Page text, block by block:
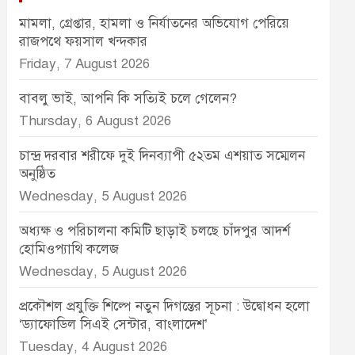
মামলা, গ্রেপ্তার, হামলা ও নির্যাতনের অভিযোগ পেরিয়ে
রাজপথে ফয়সাল খন্দকার
Friday, 7 August 2026
বাবলু ভাই, আপনি কি সত্যিই চলে গেলেন?
Thursday, 6 August 2026
চান্দ্র দরবার শরীফে দুই দিনব্যাপী ৫২তম এশয়াত সম্মেলন
অনুষ্ঠিত
Wednesday, 5 August 2026
অধ্যক্ষ ও পরিচালনা কমিটি ছাড়াই চলছে চাঁদপুর আদর্শ
হোমিওপ্যাথি কলেজ
Wednesday, 5 August 2026
প্রকৌশল প্রযুক্তি শিল্পে নতুন দিগন্তের সূচনা : উদ্বোধন হলো
‘ড্যাফোডিল সিএই সেন্টার, বাংলাদেশ’
Tuesday, 4 August 2026